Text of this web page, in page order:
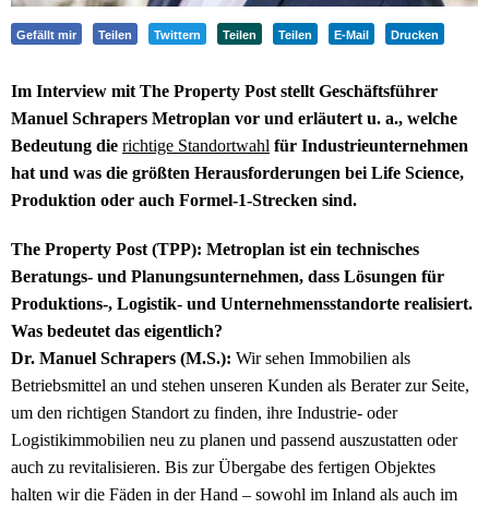
Gefällt mir Teilen Twittern Teilen Teilen E-Mail Drucken
Im Interview mit The Property Post stellt Geschäftsführer
Manuel Schrapers Metroplan vor und erläutert u. a., welche
Bedeutung die richtige Standortwahl für Industrieunternehmen
hat und was die größten Herausforderungen bei Life Science,
Produktion oder auch Formel-1-Strecken sind.
The Property Post (TPP): Metroplan ist ein technisches
Beratungs- und Planungsunternehmen, dass Lösungen für
Produktions-, Logistik- und Unternehmensstandorte realisiert.
Was bedeutet das eigentlich?
Dr. Manuel Schrapers (M.S.): Wir sehen Immobilien als
Betriebsmittel an und stehen unseren Kunden als Berater zur Seite,
um den richtigen Standort zu finden, ihre Industrie- oder
Logistikimmobilien neu zu planen und passend auszustatten oder
auch zu revitalisieren. Bis zur Übergabe des fertigen Objektes
halten wir die Fäden in der Hand – sowohl im Inland als auch im